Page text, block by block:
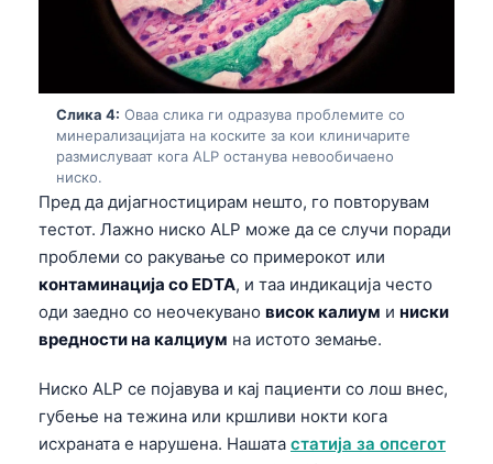
Слика 4: Оваа слика ги одразува проблемите со
минерализацијата на коските за кои клиничарите
размислуваат кога ALP останува невообичаено
ниско.
Пред да дијагностицирам нешто, го повторувам
тестот. Лажно ниско ALP може да се случи поради
проблеми со ракување со примерокот или
контаминација со EDTA, и таа индикација често
оди заедно со неочекувано висок калиум и ниски
вредности на калциум на истото земање.
Ниско ALP се појавува и кај пациенти со лош внес,
губење на тежина или кршливи нокти кога
исхраната е нарушена. Нашата статија за опсегот